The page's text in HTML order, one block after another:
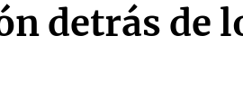
detrás de